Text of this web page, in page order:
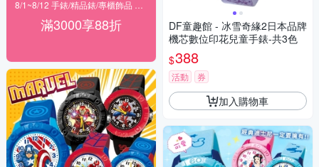
滿3000享88折
DF童趣館 - 冰雪奇緣2日本品牌
機芯數位印花兒童手錶-共3色
$388
活動 券
加入購物車